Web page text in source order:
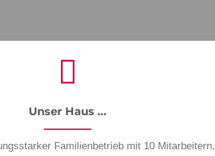
Unser Haus ...
Familien­betrieb mit 10 Mit­arbeitern.